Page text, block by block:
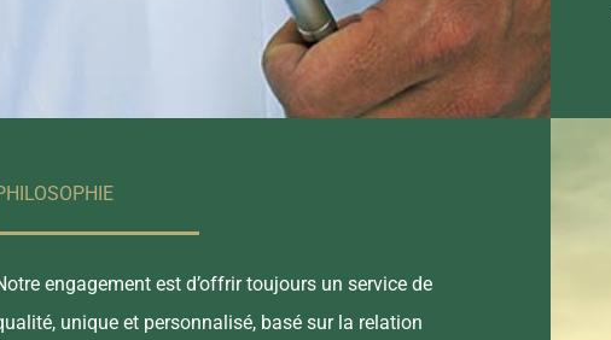
engagement est d’offrir toujours un service de
unique et personnalisé, basé sur la relation